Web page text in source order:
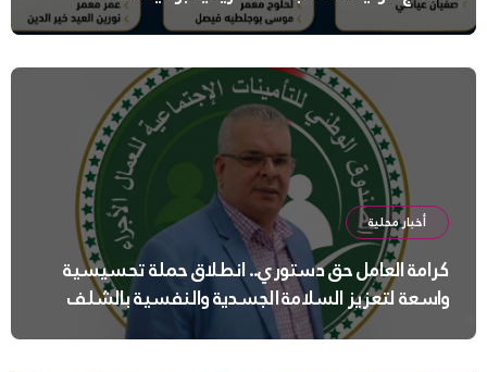
أخبار محلية
كرامة العامل حق دستوري.. انطلاق حملة تحسيسية
واسعة لتعزيز السلامة الجسدية والنفسية بالشلف